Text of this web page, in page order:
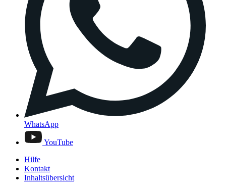
WhatsApp
YouTube
Hilfe
Kontakt
Inhaltsübersicht